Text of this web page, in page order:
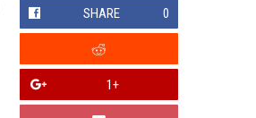
SHARE 0
+1